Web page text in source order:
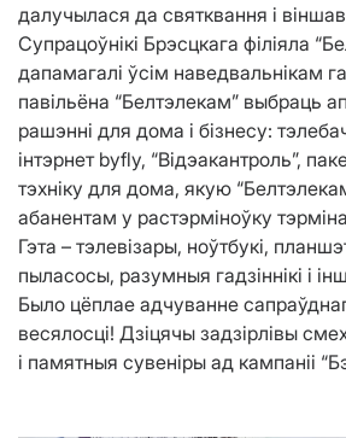
далучылася да святквання і
Супрацоўнікі Брэсцкага філіяла
дапамагалі ўсім наведвальнікам
павільёна “Белтэлекам” выбраць
рашэнні для дома і бізнесу:
інтэрнет byfly, “Відэакантроль”,
тэхніку для дома, якую
абанентам у растэрміноўку
Гэта – тэлевізары, ноўтбукі,
пыласосы, разумныя гадзіннікі і
Было цёплае адчуванне
весялосці! Дзіцячы задзірлівы
і памятныя сувеніры ад кампаніі